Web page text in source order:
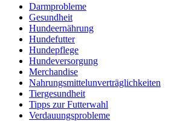
Darmprobleme
Gesundheit
Hundeernährung
Hundefutter
Hundepflege
Hundeversorgung
Merchandise
Nahrungsmittelunverträglichkeiten
Tiergesundheit
Tipps zur Futterwahl
Verdauungsprobleme